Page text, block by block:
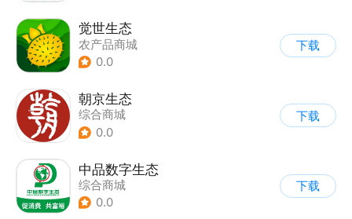
觉世生态
农产品商城
0.0
下载
朝京生态
综合商城
0.0
下载
中品数字生态
综合商城
0.0
下载